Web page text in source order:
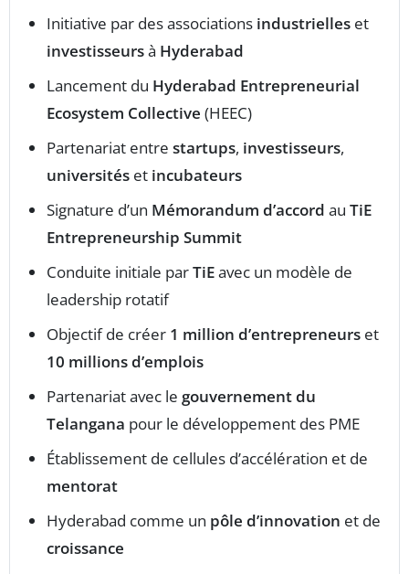
Initiative par des associations industrielles et
investisseursà Hyderabad
Lancement du Hyderabad Entrepreneurial
Ecosystem Collective (HEEC)
Partenariat entre startups, investisseurs,
universités et incubateurs
Signature d’un Mémorandum d’accord au TiE
Entrepreneurship Summit
Conduite initiale parTiEavec un modèle de
leadership rotatif
Objectif de créer 1 million d’entrepreneurs et
10 millions d’emplois
Partenariat avec le gouvernement du
Telangana pour le développement des PME
Établissement de cellules d’accélération et de
mentorat
Hyderabad comme un pôle d’innovation et de
croissance